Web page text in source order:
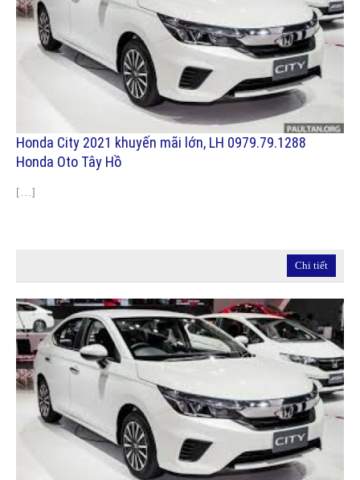
Honda City 2021 khuyến mãi lớn, LH 0979.79.1288
Honda Oto Tây Hồ
[…]
Chi tiết